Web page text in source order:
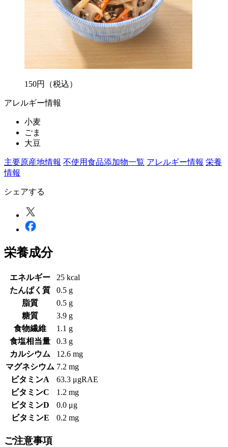
150円 （税込）
アレルギー情報
小麦
ごま
大豆
主要原産地情報 不使用食品添加物一覧 アレルギー情報 栄養
情報
シェアする
栄養成分
エネルギー
25 kcal
たんぱく質
0.5 g
脂質
0.5 g
糖質
3.9 g
食物繊維
1.1 g
食塩相当量
0.3 g
カルシウム
12.6 mg
マグネシウム 7.2 mg
ビタミンA
63.3 μgRAE
ビタミンC
1.2 mg
ビタミンD
0.0 μg
ビタミンE
0.2 mg
ご注意事項